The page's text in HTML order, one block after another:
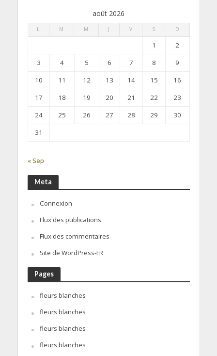
août 2026
L M M J V S D
1
2
3
4 5 6 7 8
9
10
11 12 13 14 15
16
17
18 19 20 21 22
23
24
25 26 27 28 29
30
31
« Sep
Meta
Connexion
Flux des publications
Flux des commentaires
Site de WordPress-FR
Pages
fleurs blanches
fleurs blanches
fleurs blanches
fleurs blanches